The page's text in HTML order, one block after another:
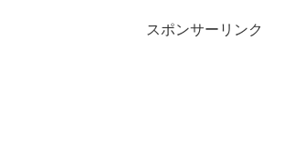
スポンサーリンク